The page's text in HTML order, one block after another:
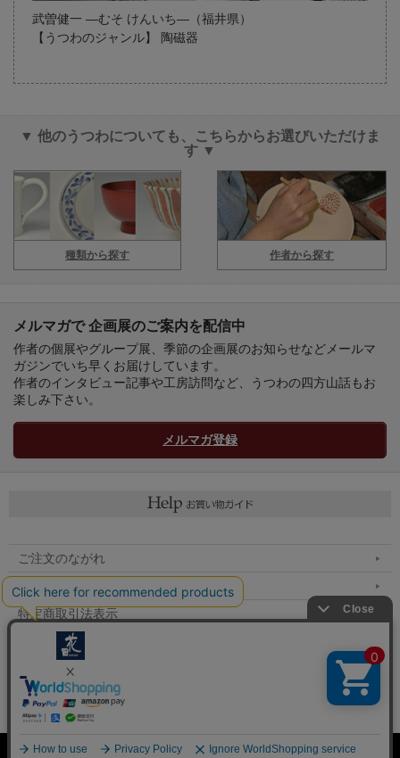
武曽健一 ―むそ けんいち―（福井県）
【うつわのジャンル】 陶磁器
▼ 他のうつわについても、こちらからお選びいただけま
す ▼
種類から探す 作者から探す
メルマガで 企画展のご案内を配信中
作者の個展やグループ展、季節の企画展のお知らせなどメールマ
ガジンでいち早くお届けしています。
作者のインタビュー記事や工房訪問など、うつわの四方山話もお
楽しみ下さい。
メルマガ登録
ご注文のながれ
マイページへ
特定商取引法表示
個人情報の取扱い
メルマガ登録
お問い合わせ
Copyright (C) All Rights Reserved.